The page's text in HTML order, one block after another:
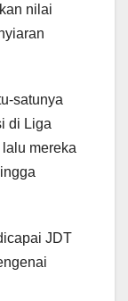
nilai
satunya
di Liga
mereka
JDT